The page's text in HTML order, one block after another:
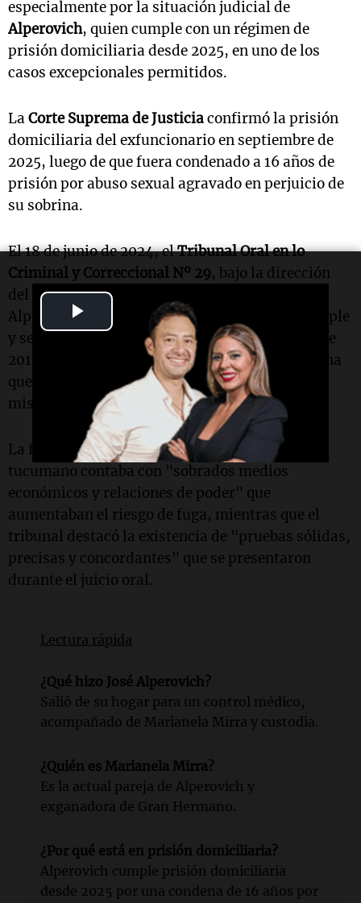
Video
especialmente por la situación judicial de
Alperovich, quien cumple con un régimen de
prisión domiciliaria desde 2025, en uno de los
casos excepcionales permitidos.
LaCorte Suprema de Justiciaconfirmó la prisión
domiciliaria del exfuncionario en septiembre de
2025, luego de que fuera condenado a 16 años de
prisión por abuso sexual agravado en perjuicio de
su sobrina.
El 18 de junio de 2024, elTribunal Oral en lo
Criminal y Correccional Nº 29, bajo la dirección
del juezRamos Padilla
Alperovich por tres hechos de abuso sexual simple
y seis de abuso sexual agravado, ocurridos entre
2017 y 2018, en los que la víctima era una sobrina
que trabajaba en su campaña electoral. En ese
mismo día, se ordenó su detención inmediata.
La fiscalía había señalado que el exmandatario
tucumano contaba con "sobrados medios
económicos y relaciones de poder" que
aumentaban el riesgo de fuga, mientras que el
tribunal destacó la existencia de "pruebas sólidas,
precisas y concordantes" que se presentaron
durante el juicio oral.
Lectura rápida
¿Qué hizo José Alperovich?
Salió de su hogar para un control médico,
acompañado de Marianela Mirra y custodia.
¿Quién es Marianela Mirra?
Es la actual pareja de Alperovich y
exganadora de Gran Hermano.
¿Por qué está en prisión domiciliaria?
Alperovich cumple prisión domiciliaria
desde 2025 por una condena de 16 años por